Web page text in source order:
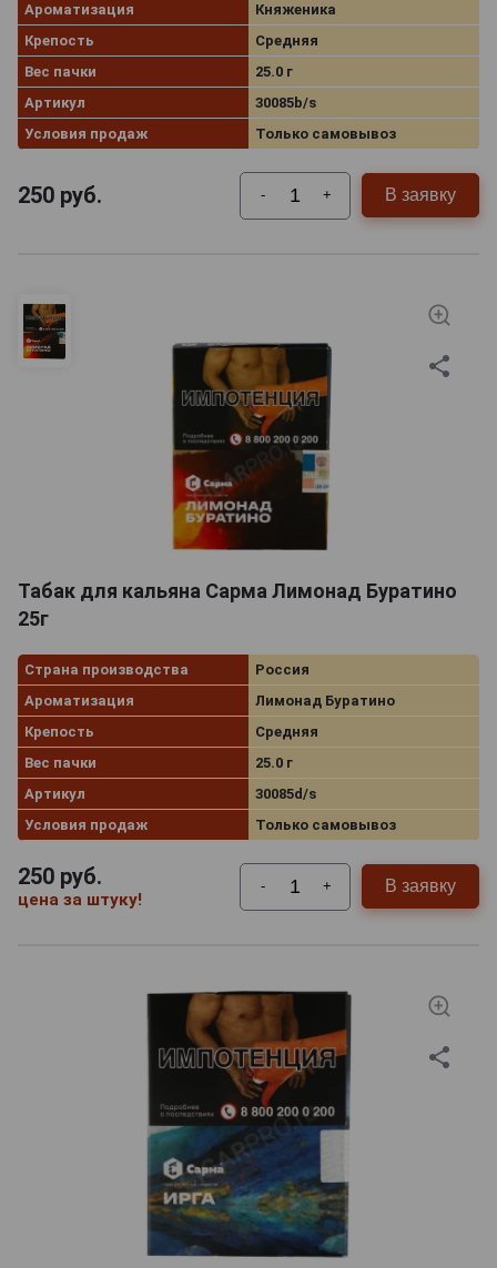
Ароматизация
Княженика
Крепость
Средняя
Вес пачки
25.0 г
Артикул
30085b/s
Условия продаж
Только самовывоз
250 руб. - + В заявку
Табак для кальяна Сарма Лимонад Буратино
25г
Страна производства
Россия
Ароматизация
Лимонад Буратино
Крепость
Средняя
Вес пачки
25.0 г
Артикул
30085d/s
Условия продаж
Только самовывоз
250 руб.
цена за штуку!
- + В заявку